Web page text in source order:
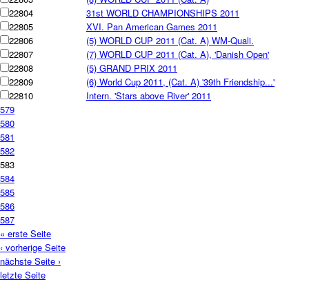
22804
31st WORLD CHAMPIONSHIPS 2011
22805
XVI. Pan American Games 2011
22806
(5) WORLD CUP 2011 (Cat. A) WM-Quali.
22807
(7) WORLD CUP 2011 (Cat. A), 'Danish Open'
22808
(5) GRAND PRIX 2011
22809
(6) World Cup 2011, (Cat. A) '39th Friendship...'
22810
Intern. 'Stars above River' 2011
579
580
581
582
583
584
585
586
587
« erste Seite
‹ vorherige Seite
nächste Seite ›
letzte Seite